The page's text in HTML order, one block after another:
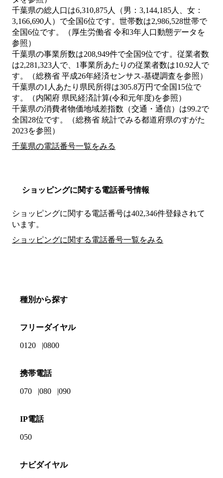
千葉県の総人口は6,310,875人（男：3,144,185人、女：
3,166,690人）で全国6位です。世帯数は2,986,528世帯で
全国6位です。（厚生労働省 令和3年人口動態データを
参照）
千葉県の事業所数は208,949件で全国9位です。従業者数
は2,281,323人で、1事業所あたりの従業者数は10.92人で
す。（総務省 平成26年経済センサス‐基礎調査を参照）
千葉県の1人あたり県民所得は305.8万円で全国15位で
す。（内閣府 県民経済計算(令和元年度)を参照）
千葉県の消費者物価地域差指数（交通・通信）は99.2で
全国28位です。（総務省 統計でみる都道府県のすがた
2023を参照）
千葉県の電話番号一覧をみる
ショッピングに関する電話番号情報
ショッピングに関する電話番号は402,346件登録されて
います。
ショッピングに関する電話番号一覧をみる
種別から探す
フリーダイヤル
0120 0800
携帯電話
070 080 090
IP電話
050
ナビダイヤル